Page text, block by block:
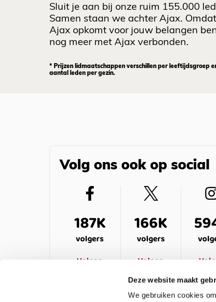
Deze website maakt
We gebruiken cookies
Sluit je aan bij onze ruim 155.000
Samen staan we achter Ajax.
Ajax opkomt voor jouw belangen
nog meer met Ajax verbonden.
* Prijzen lidmaatschappen verschillen per leeftijdsgroep
aantal leden per gezin.
Volg ons ook op social
187K
volgers
Volgen
166K
volgers
Volgen